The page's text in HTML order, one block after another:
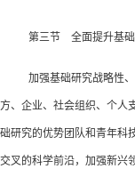
第三节 全面提升基
加强基础研究战略性
方、企业、社会组织、个人
础研究的优势团队和青年科
交叉的科学前沿，加强新兴